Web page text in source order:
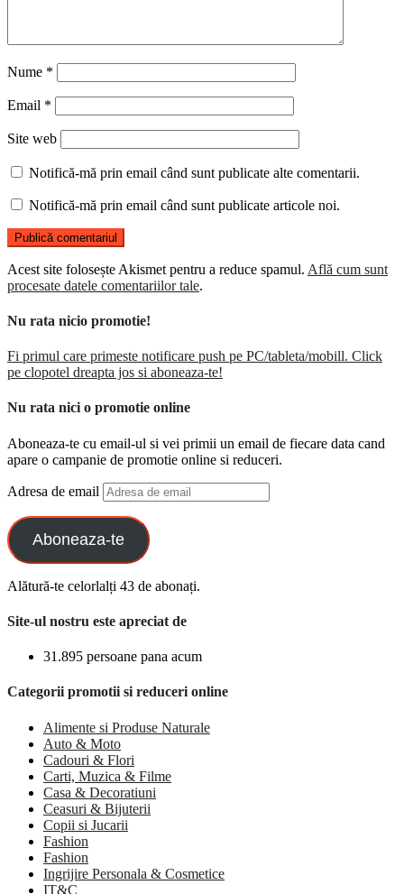
Nume *
Email *
Site web
Notifică-mă prin email când sunt publicate alte comentarii.
Notifică-mă prin email când sunt publicate articole noi.
Acest site folosește Akismet pentru a reduce spamul. Află cum sunt
procesate datele comentariilor tale.
Nu rata nicio promotie!
Fi primul care primeste notificare push pe PC/tableta/mobill. Click
pe clopotel dreapta jos si aboneaza-te!
Nu rata nici o promotie online
Aboneaza-te cu email-ul si vei primii un email de fiecare data cand
apare o campanie de promotie online si reduceri.
Adresa de email
Aboneaza-te
Alătură-te celorlalți 43 de abonați.
Site-ul nostru este apreciat de
31.895 persoane pana acum
Categorii promotii si reduceri online
Alimente si Produse Naturale
Auto & Moto
Cadouri & Flori
Carti, Muzica & Filme
Casa & Decoratiuni
Ceasuri & Bijuterii
Copii si Jucarii
Fashion
Fashion
Ingrijire Personala & Cosmetice
IT&C